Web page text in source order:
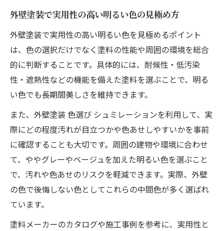
外壁塗装で実用性の高い明るい色の見極め方
外壁塗装で実用性の高い明るい色を見極めるポイント
は、色の選択だけでなく塗料の性能や周囲の環境を総合
的に判断することです。具体的には、耐候性・低汚染
性・遮熱性などの機能を備えた塗料を選ぶことで、明る
い色でも長期間美しさを維持できます。
また、外壁塗装 色選び シュミレーションを利用して、実
際にどの程度汚れが目立つかや色あせしやすいかを事前
に確認することも大切です。周囲の建物や環境に合わせ
て、ややグレーやベージュを加えた明るい色を選ぶこと
で、汚れや色あせのリスクを軽減できます。実際、外壁
の色で後悔しない色としてこれらの中間色が多く選ばれ
ています。
塗料メーカーのカタログや施工事例を参考に、実用性と